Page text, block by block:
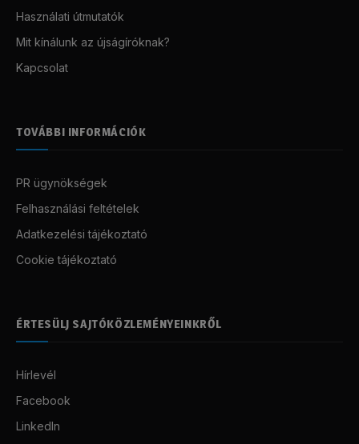
Használati útmutatók
Mit kínálunk az újságíróknak?
Kapcsolat
TOVÁBBI INFORMÁCIÓK
PR ügynökségek
Felhasználási feltételek
Adatkezelési tájékoztató
Cookie tájékoztató
ÉRTESÜLJ SAJTÓKÖZLEMÉNYEINKRŐL
Hírlevél
Facebook
LinkedIn